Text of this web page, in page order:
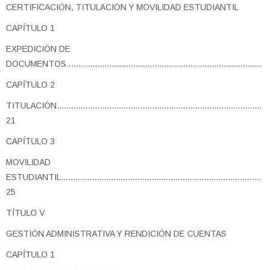
CERTIFICACIÓN, TITULACIÓN Y MOVILIDAD ESTUDIANTIL
CAPÍTULO 1
EXPEDICIÓN DE
CAPÍTULO 2
21
CAPÍTULO 3
MOVILIDAD
25
TÍTULO V
GESTIÓN ADMINISTRATIVA Y RENDICIÓN DE CUENTAS
CAPÍTULO 1